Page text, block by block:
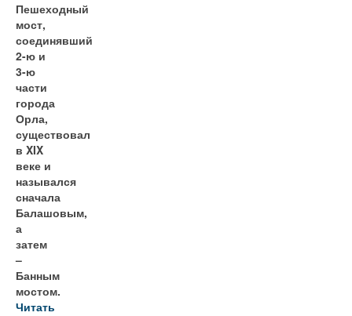
Пешеходный
мост,
соединявший
2-ю и
3-ю
части
города
Орла,
существовал
в XIX
веке и
назывался
сначала
Балашовым,
а
затем
–
Банным
мостом.
Читать